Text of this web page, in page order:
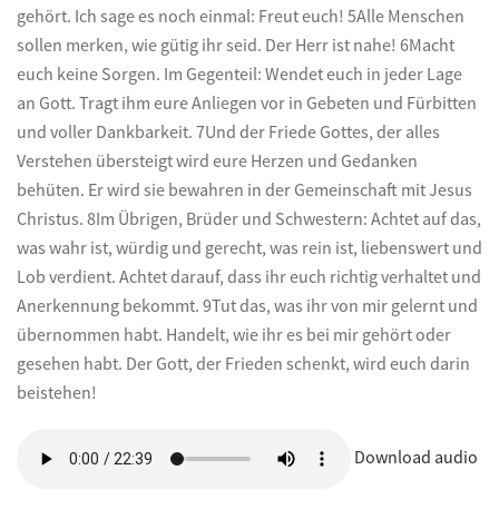
gehört. Ich sage es noch einmal: Freut euch! 5Alle Menschen
sollen merken, wie gütig ihr seid. Der Herr ist nahe! 6Macht
euch keine Sorgen. Im Gegenteil: Wendet euch in jeder Lage
an Gott. Tragt ihm eure Anliegen vor in Gebeten und Fürbitten
und voller Dankbarkeit. 7Und der Friede Gottes, der alles
Verstehen übersteigt wird eure Herzen und Gedanken
behüten. Er wird sie bewahren in der Gemeinschaft mit Jesus
Christus. 8Im Übrigen, Brüder und Schwestern: Achtet auf das,
was wahr ist, würdig und gerecht, was rein ist, liebenswert und
Lob verdient. Achtet darauf, dass ihr euch richtig verhaltet und
Anerkennung bekommt. 9Tut das, was ihr von mir gelernt und
übernommen habt. Handelt, wie ihr es bei mir gehört oder
gesehen habt. Der Gott, der Frieden schenkt, wird euch darin
beistehen!
Download audio